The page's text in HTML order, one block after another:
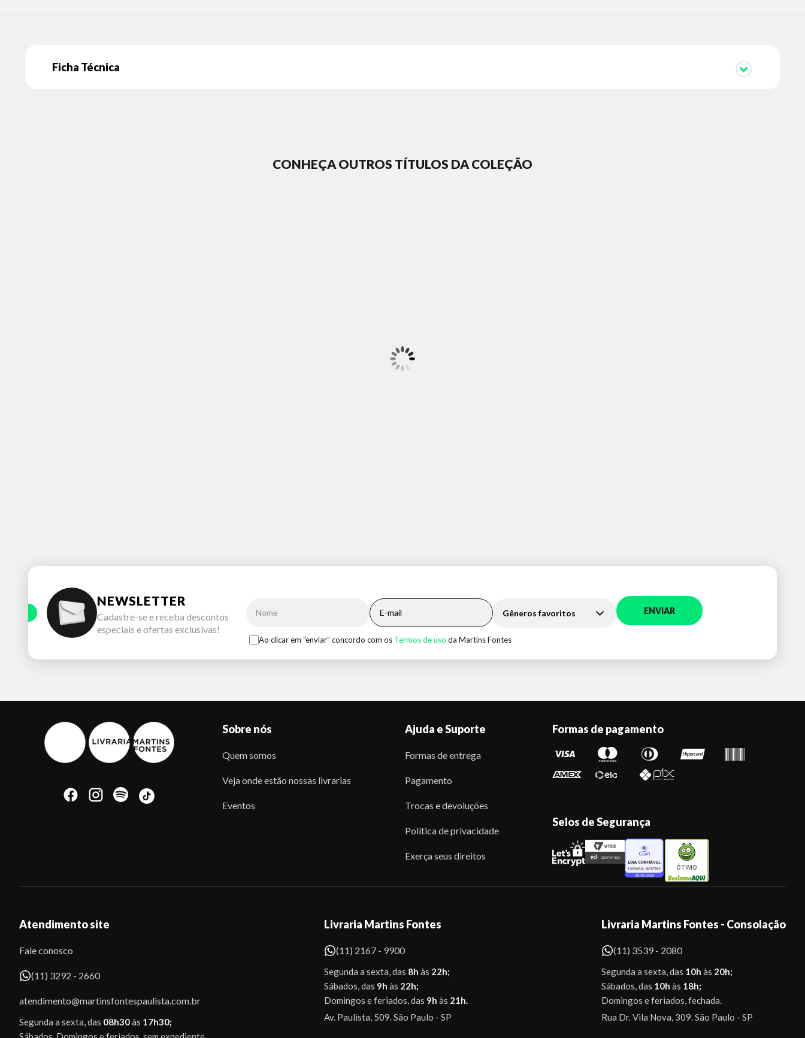
Ficha Técnica
CONHEÇA OUTROS TÍTULOS DA COLEÇÃO
NEWSLETTER
Cadastre-se e receba descontos
especiais e ofertas exclusivas!
Gêneros favoritos ENVIAR
Ao clicar em “enviar” concordo com os Termos de uso da Martins Fontes
Sobre nós
Quem somos
Veja onde estão nossas livrarias
Eventos
Ajuda e Suporte
Formas de entrega
Pagamento
Trocas e devoluções
Política de privacidade
Exerça seus direitos
Formas de pagamento
Selos de Segurança
ÓTIMO
Atendimento site
Fale conosco
(11) 3292 - 2660
atendimento@martinsfontespaulista.com.br
Segunda a sexta, das 08h30às 17h30;
Livraria Martins Fontes
(11) 2167 - 9900
Segunda a sexta, das 8h às 22h;
Sábados, das 9h às 22h;
Domingos e feriados, das 9h às 21h.
Av. Paulista, 509. São Paulo - SP
Livraria Martins Fontes - Consolação
(11) 3539 - 2080
Segunda a sexta, das 10h às 20h;
Sábados, das 10h às 18h;
Domingos e feriados, fechada.
Rua Dr. Vila Nova, 309. São Paulo - SP